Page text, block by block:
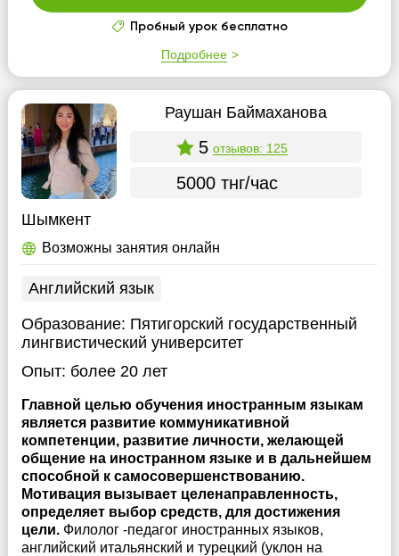
Пробный урок бесплатно
Подробнее
Раушан Баймаханова
5 отзывов: 125
5000 тнг/час
Шымкент
Возможны занятия онлайн
Английский язык
Образование: Пятигорский государственный
лингвистический университет
Опыт: более 20 лет
Главной целью обучения иностранным языкам
является развитие коммуникативной
компетенции, развитие личности, желающей
общение на иностранном языке и в дальнейшем
способной к самосовершенствованию.
Мотивация вызывает целенаправленность,
определяет выбор средств, для достижения
цели. Филолог -педагог иностранных языков,
английский итальянский и турецкий (уклон на